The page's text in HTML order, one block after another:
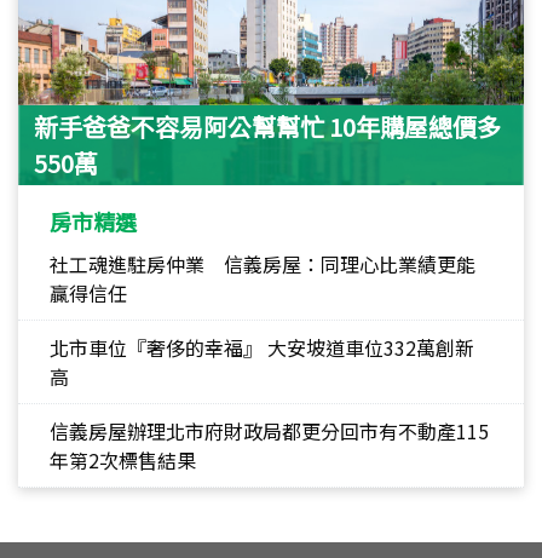
新手爸爸不容易阿公幫幫忙 10年購屋總價多
550萬
房市精選
社工魂進駐房仲業 信義房屋：同理心比業績更能
贏得信任
北市車位『奢侈的幸福』 大安坡道車位332萬創新
高
信義房屋辦理北市府財政局都更分回市有不動產115
年第2次標售結果